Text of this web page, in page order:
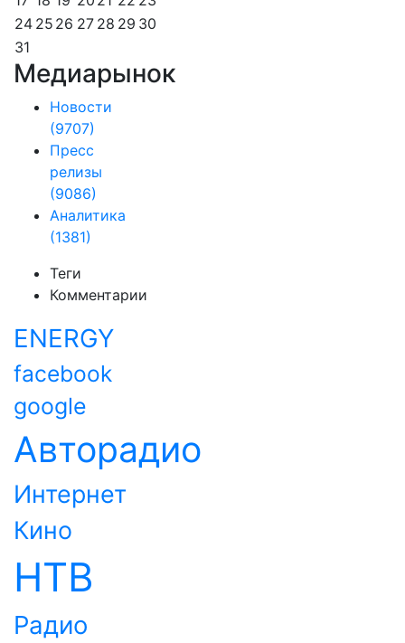
24 25 26 27 28 29 30
31
Медиарынок
Новости
(9707)
Пресс
релизы
(9086)
Аналитика
(1381)
Теги
Комментарии
ENERGY
facebook
google
Авторадио
Интернет
Кино
НТВ
Радио